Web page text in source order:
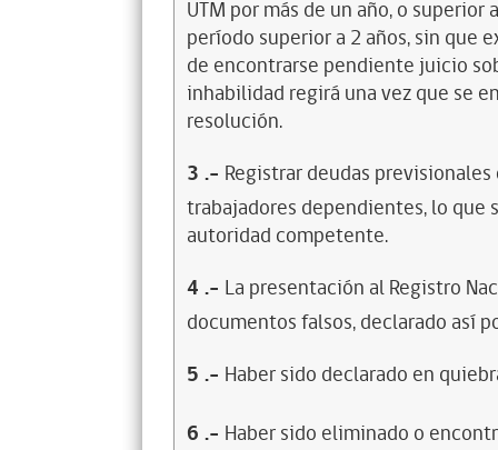
UTM por más de un año, o
período superior a 2 años, sin que
de encontrarse pendiente juicio
inhabilidad regirá una vez que se
resolución.
3 .- Registrar deudas
trabajadores dependientes, lo
autoridad competente.
4 .- La presentación al Registro
documentos falsos, declarado así
5 .- Haber sido declarado en
6 .- Haber sido eliminado o